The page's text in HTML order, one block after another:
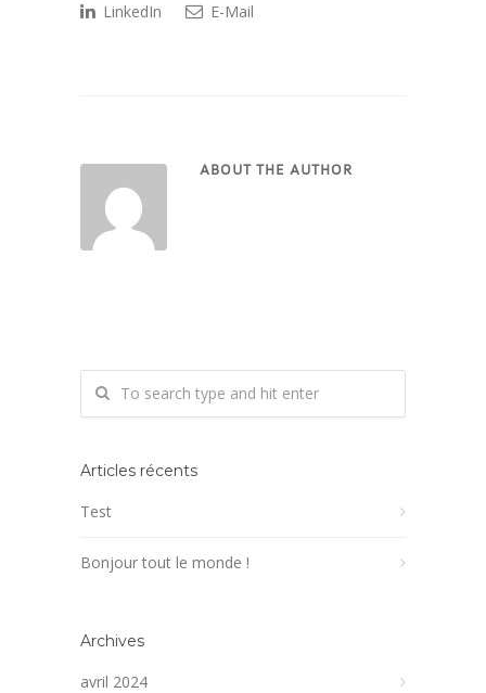
LinkedIn
E-Mail
ABOUT THE AUTHOR
Articles récents
Test
Bonjour tout le monde !
Archives
avril 2024